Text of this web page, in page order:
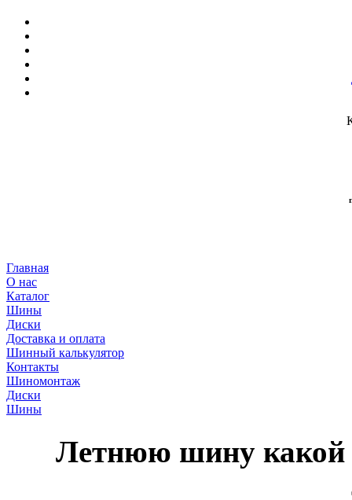
Главная
О нас
Каталог
Шины
Диски
Доставка и оплата
Шинный калькулятор
Контакты
Шиномонтаж
Диски
Шины
Летнюю шину какой